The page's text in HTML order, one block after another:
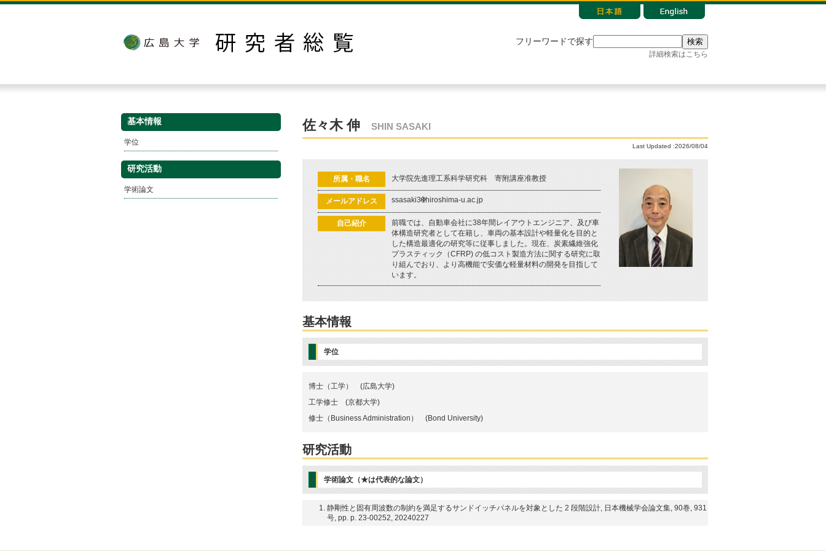
フリーワードで探す 検索
詳細検索はこちら
基本情報
学位
研究活動
学術論文
佐々木 伸 SHIN SASAKI
Last Updated :2026/08/04
所属・職名 大学院先進理工系科学研究科 寄附講座准教授
メールアドレス ssasaki3 hiroshima-u.ac.jp
自己紹介
前職では、自動車会社に38年間レイアウトエンジニア、及び車
体構造研究者として在籍し、車両の基本設計や軽量化を目的と
した構造最適化の研究等に従事しました。現在、炭素繊維強化
プラスティック（CFRP) の低コスト製造方法に関する研究に取
り組んでおり、より高機能で安価な軽量材料の開発を目指して
います。
基本情報
学位
博士（工学） (広島大学)
工学修士 (京都大学)
修士（Business Administration） (Bond University)
研究活動
学術論文（★は代表的な論文）
静剛性と固有周波数の制約を満足するサンドイッチパネルを対象とした 2 段階設計, 日本機械学会論文集, 90巻, 931
号, pp. p. 23-00252, 20240227